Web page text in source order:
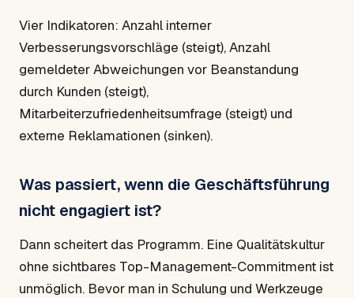
Vier Indikatoren: Anzahl interner
Verbesserungsvorschläge (steigt), Anzahl
gemeldeter Abweichungen vor Beanstandung
durch Kunden (steigt),
Mitarbeiterzufriedenheitsumfrage (steigt) und
externe Reklamationen (sinken).
Was passiert, wenn die Geschäftsführung
nicht engagiert ist?
Dann scheitert das Programm. Eine Qualitätskultur
ohne sichtbares Top-Management-Commitment ist
unmöglich. Bevor man in Schulung und Werkzeuge